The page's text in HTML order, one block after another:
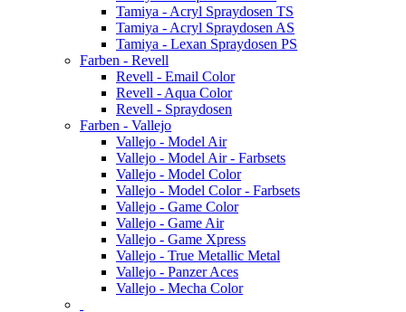
Tamiya - Acryl Spraydosen TS
Tamiya - Acryl Spraydosen AS
Tamiya - Lexan Spraydosen PS
Farben - Revell
Revell - Email Color
Revell - Aqua Color
Revell - Spraydosen
Farben - Vallejo
Vallejo - Model Air
Vallejo - Model Air - Farbsets
Vallejo - Model Color
Vallejo - Model Color - Farbsets
Vallejo - Game Color
Vallejo - Game Air
Vallejo - Game Xpress
Vallejo - True Metallic Metal
Vallejo - Panzer Aces
Vallejo - Mecha Color